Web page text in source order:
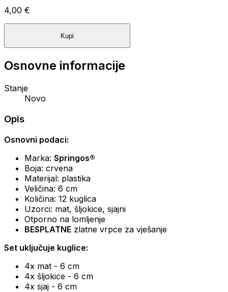
4,00 €
Kupi
Osnovne informacije
Stanje
Novo
Opis
Osnovni podaci:
Marka: Springos®
Boja: crvena
Materijal: plastika
Veličina: 6 cm
Količina: 12 kuglica
Uzorci: mat, šljokice, sjajni
Otporno na lomljenje
BESPLATNE zlatne vrpce za vješanje
Set uključuje kuglice:
4x mat - 6 cm
4x šljokice - 6 cm
4x sjaj - 6 cm